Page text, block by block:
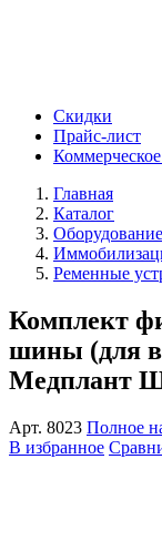
Скидки
Прайс-лист
Главная
Каталог
Оборудование
Ременные
Комплект
шины (для
Медплант
Арт. 8023 Полное
В избранное